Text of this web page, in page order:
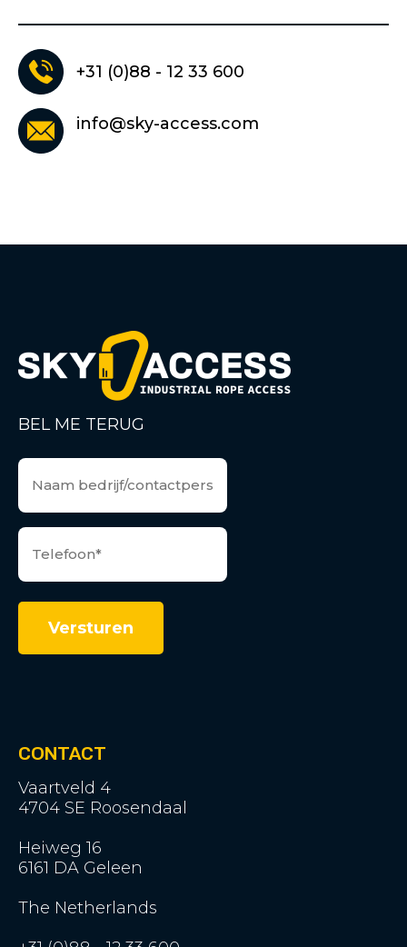
+31 (0)88 - 12 33 600
info@sky-access.com
BEL ME TERUG
CONTACT
Vaartveld 4
4704 SE Roosendaal
Heiweg 16
6161 DA Geleen
The Netherlands